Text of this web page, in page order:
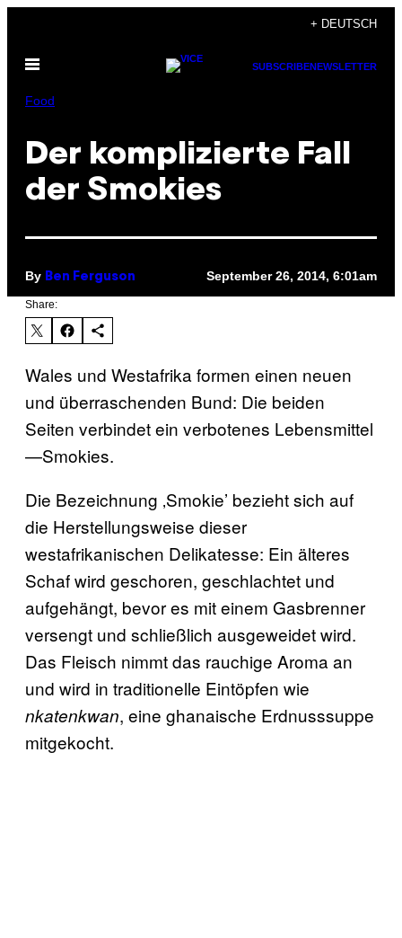
content
+ DEUTSCH
Open
SUBSCRIBENEWSLETTER
Food
Der komplizierte Fall
der Smokies
By Ben Ferguson September 26, 2014, 6:01am
Share:
Wales und Westafrika formen einen neuen
und überraschenden Bund: Die beiden
Seiten verbindet ein verbotenes Lebensmittel
—Smokies.
Die Bezeichnung ‚Smokie’ bezieht sich auf
die Herstellungsweise dieser
westafrikanischen Delikatesse: Ein älteres
Schaf wird geschoren, geschlachtet und
aufgehängt, bevor es mit einem Gasbrenner
versengt und schließlich ausgeweidet wird.
Das Fleisch nimmt das rauchige Aroma an
und wird in traditionelle Eintöpfen wie
nkatenkwan, eine ghanaische Erdnusssuppe
mitgekocht.